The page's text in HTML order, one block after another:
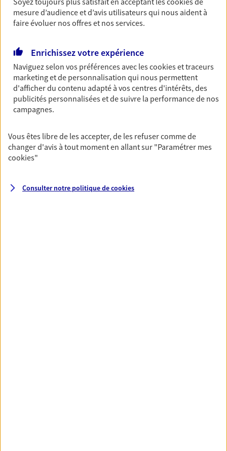
Découvrir les offres Épargne
Préparez sereinement ce nouveau chapitre de
votre vie avec les conseils d'un expert. Découvrez
notre solution PER (Plan Epargne Retraite)
spécialement conçue pour la retraite.
Découvrir l'offre Retraite
Prévoyance
Pour un avenir serein, assurez-vous avec notre
garanties incapacité temporaire totale de travail,
mesure d’audience et d’avis utilisateurs qui nous aident à
faire évoluer nos offres et nos services.
Enrichissez votre expérience
Naviguez selon vos préférences avec lescookies et traceurs
marketing et de personnalisation qui nous permettent
d'afficher du contenu adapté à vos centres d'intérêts, des
publicités personnalisées et de suivre la performance de nos
campagnes.
Vous êtes libre de les accepter, de les refuser comme de
changer d'avis à tout moment en allant sur "Paramétrer mes
cookies"
Consulter notre politique decookies